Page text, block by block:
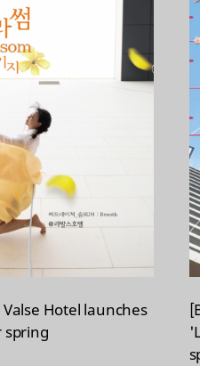
Hotel launches
spring